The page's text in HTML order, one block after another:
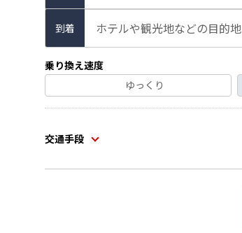
到着 ホテルや観光地などの目的地
乗り換え速度
ゆっくり
交通手段